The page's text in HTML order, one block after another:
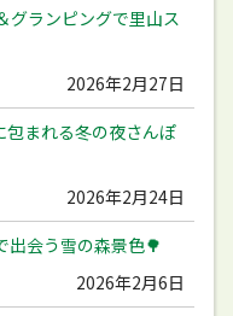
グランピングで里山ス
2026年2月27日
まれる冬の夜さんぽ
2026年2月24日
出会う雪の森景色🌳
2026年2月6日